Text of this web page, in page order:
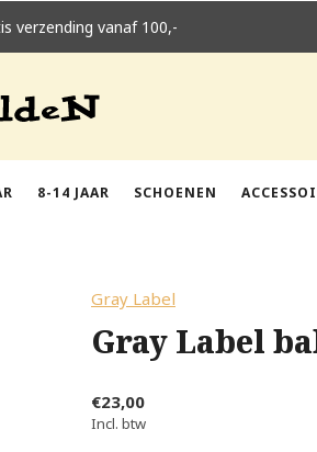
8-14 JAAR SCHOENEN
verzending vanaf 100,-
Gray Label
Gray Label
€23,00
Incl. btw